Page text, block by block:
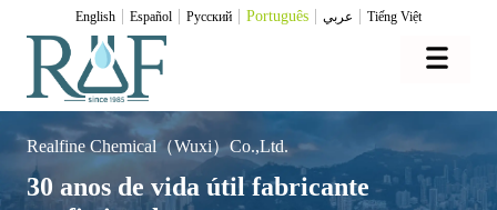
English Español Pусский Português عربي Tiếng Việt
Realfine Chemical（Wuxi）Co.,Ltd.
30 anos de vida útil fabricante